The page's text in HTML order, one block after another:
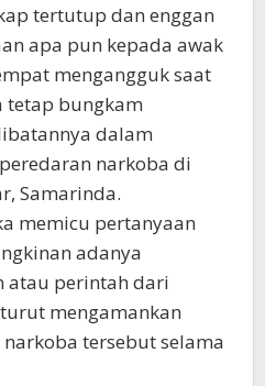
tertutup dan enggan
apa pun kepada awak
mengangguk saat
tetap bungkam
dalam
narkoba di
Samarinda.
memicu pertanyaan
adanya
atau perintah dari
mengamankan
tersebut selama